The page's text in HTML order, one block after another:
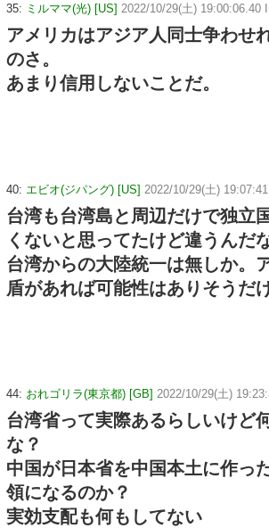
35: ミルママ(光) [US] 2022/10/29(土) 19:00:06.40
アメリカはアジア人同士争わせ
のさ。
あまり信用しないことだ。
40: エビオ(ジパング) [US] 2022/10/29(土)
台湾も台湾島と周辺だけで独立
くないと思ってたけど違うんだな
台湾からの大陸統一は無しか。
盾があれば可能性はありそうだ
44: おれゴリラ(東京都) [GB] 2022/10/29(土)
台湾省って実際あるらしいけど
な？
中国が日本省を中国本土に作っ
領になるのか？
実効支配も何もしてない